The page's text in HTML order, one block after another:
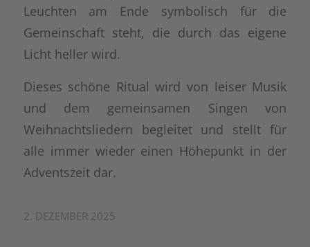
Leuchten am Ende symbolisch für die
Gemeinschaft steht, die durch das eigene
Licht heller wird.
Dieses schöne Ritual wird von leiser Musik
und dem gemeinsamen Singen von
Weihnachtsliedern begleitet und stellt für
alle immer wieder einen Höhepunkt in der
Adventszeit dar.
2. DEZEMBER 2025